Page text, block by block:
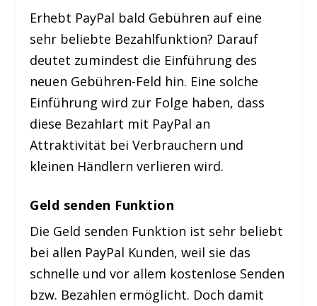
Erhebt PayPal bald Gebühren auf eine
sehr beliebte Bezahlfunktion? Darauf
deutet zumindest die Einführung des
neuen Gebühren-Feld hin. Eine solche
Einführung wird zur Folge haben, dass
diese Bezahlart mit PayPal an
Attraktivität bei Verbrauchern und
kleinen Händlern verlieren wird.
Geld senden Funktion
Die Geld senden Funktion ist sehr beliebt
bei allen PayPal Kunden, weil sie das
schnelle und vor allem kostenlose Senden
bzw. Bezahlen ermöglicht. Doch damit